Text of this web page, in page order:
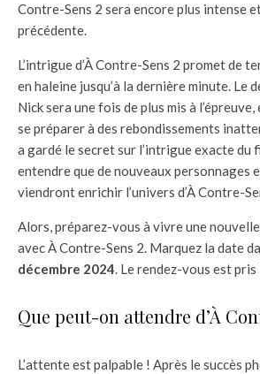
Contre-Sens 2 sera encore plus intense
précédente.
L’intrigue d’À Contre-Sens 2 promet de
en haleine jusqu’à la dernière minute. Le
Nick sera une fois de plus mis à
se préparer à des rebondissements
a gardé le secret sur l’intrigue exacte du
entendre que de nouveaux personnages
viendront enrichir l’univers d’À Contre-
Alors, préparez-vous à vivre une
avec À Contre-Sens 2. Marquez la date
décembre 2024. Le rendez-vous est pris
Que peut-on attendre d’À
L’attente est palpable ! Après le succès